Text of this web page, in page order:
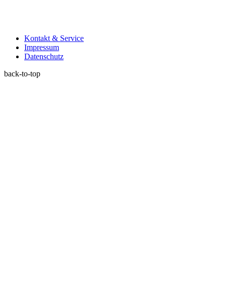
Kontakt & Service
Impressum
Datenschutz
back-to-top